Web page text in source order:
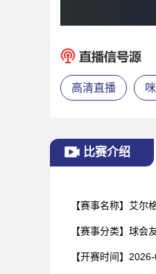
高清直播
比赛介绍
【赛事名称】 艾尔
【赛事分类】 球会
【开赛时间】